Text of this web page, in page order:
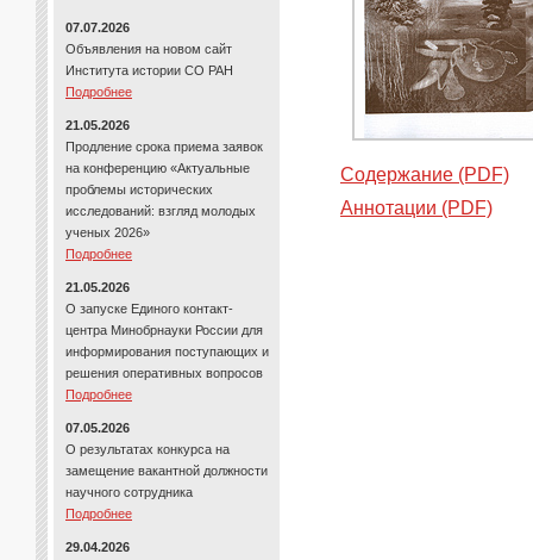
07.07.2026
Объявления на новом сайт
Института истории СО РАН
Подробнее
21.05.2026
Продление срока приема заявок
на конференцию «Актуальные
проблемы исторических
исследований: взгляд молодых
ученых 2026»
Подробнее
21.05.2026
О запуске Единого контакт-
центра Минобрнауки России для
информирования поступающих и
решения оперативных вопросов
Подробнее
07.05.2026
О результатах конкурса на
замещение вакантной должности
научного сотрудника
Подробнее
29.04.2026
Содержание (PDF)
Аннотации (PDF)